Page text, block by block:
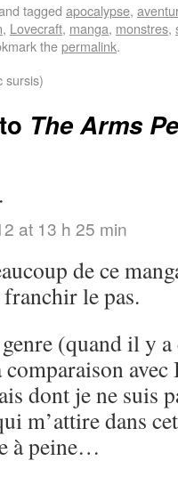
tagged apocalypse,
, Lovecraft, manga, monstres,
thepermalink.
sursis)
The Arms
at 13 h 25 min
de ce
le pas.
(quand il y
avec
dont je ne suis
m’attire dans
à peine…